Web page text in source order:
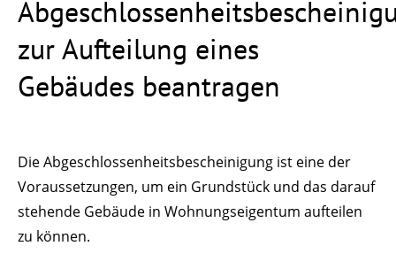
zur Aufteilung eines
Gebäudes beantragen
Die Abgeschlossenheitsbescheinigung ist eine der
Voraussetzungen, um ein Grundstück und das darauf
stehende Gebäude in Wohnungseigentum aufteilen
zu können.